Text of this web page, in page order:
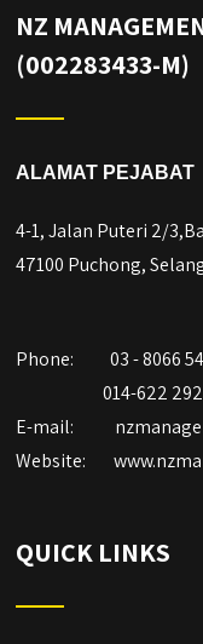
NZ
(002283433-M)
ALAMAT PEJABAT
4-1, Jalan Puteri 2/
47100 Puchong,
Phone:
03 - 8066
014-622 2923 /
E-mail:
Website:
QUICK LINKS